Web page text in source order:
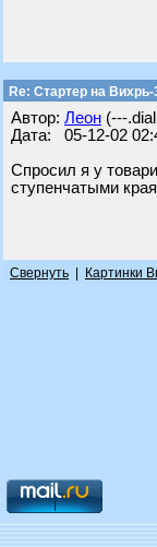
Re: Стартер на
Автор: Леон (---
Дата: 05-12-02
Спросил я у
ступенчатыми
Свернуть Картинки